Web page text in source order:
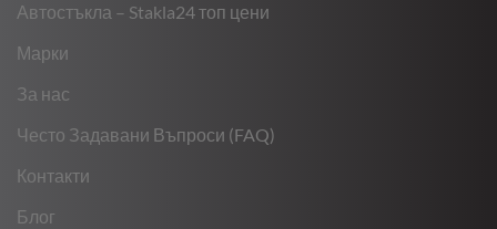
Автостъкла – Stakla24 топ цени
Марки
За нас
Често Задавани Въпроси (FAQ)
Контакти
Блог